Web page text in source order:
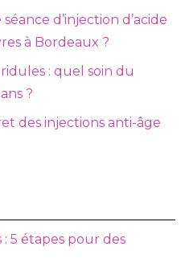
d’injection d’acide
à Bordeaux ?
: quel soin du
?
des injections anti-âge
5 étapes pour des